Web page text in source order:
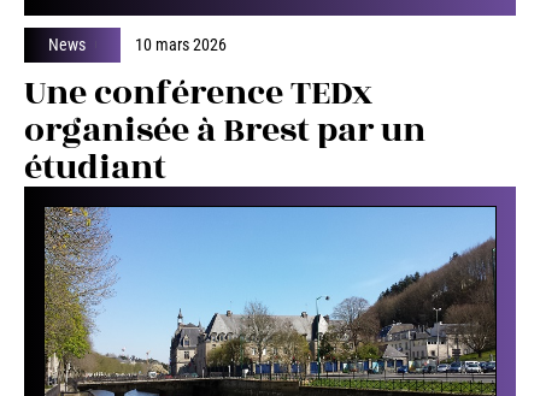
News 10 mars 2026
Une conférence TEDx
organisée à Brest par un
étudiant